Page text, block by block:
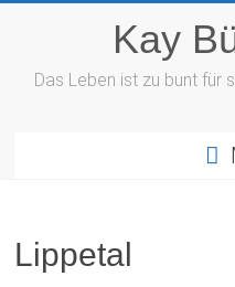
Kay
Das Leben ist zu bunt für
Lippetal